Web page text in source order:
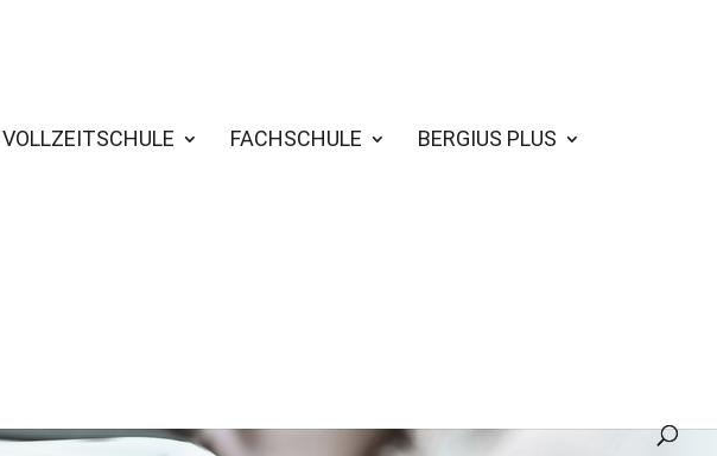
VOLLZEITSCHULE FACHSCHULE BERGIUS PLUS